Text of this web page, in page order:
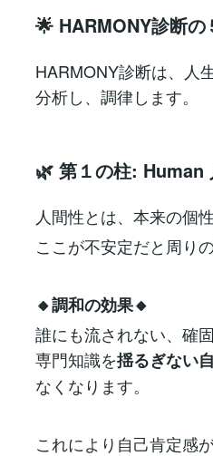
🌟 HARMONY診断
HARMONY診断は、人
分析し、調律します。
🌿 第１の柱: Human
人間性とは、本来の個
ここが不安定だと周り
🔸調和の効果🔸
誰にも流されない、確
専門知識を揺るぎない
なくなります。
これにより自己肯定感